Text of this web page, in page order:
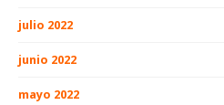
julio 2022
junio 2022
mayo 2022